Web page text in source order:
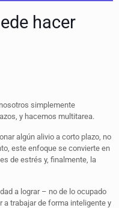
hacer
simplemente
y hacemos multitarea.
algún alivio a corto plazo, no
este enfoque se convierte en
de estrés y, finalmente, la
a lograr – no de lo ocupado
a trabajar de forma inteligente y